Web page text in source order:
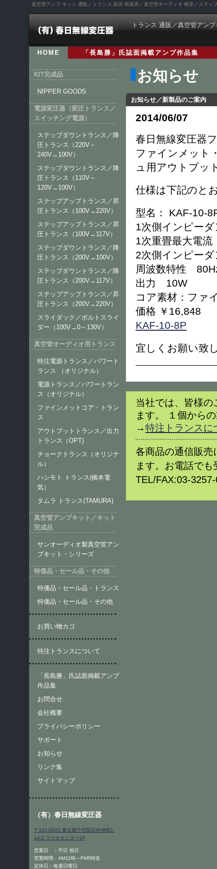
真空管アンプ キット 通販／トランス 販売 秋葉原／真空管オーディオ 格安／ステ
トランス 通販／真空管アン
HOME 「長島勝」氏誌面掲載アンプ作品集
お知らせ
お知らせ／新製品のご案内
2014/06/07
春日無線変圧器
ファインメット
ュ用アウトプッ
仕様は下記のと
型名： KAF-
1次側インピー
1次重畳最大電流
2次側インピー
周波数特性
出力 10W
コア素材：ファ
価格 ￥16,848
KAF-10-8P
宜しくお願い致
当社では、皆様
ます。 １個から
→特注トランスに
各商品の通信販売
ます。お電話で
TEL/FAX:03-
KIT完成品
NIPPER GOODS
電源変圧器（変圧トランス／
スイッチング電源）
ステップダウントランス／降
圧トランス（220V～
240V→100V）
ステップダウントランス／降
圧トランス（110V～
120V→100V）
ステップアップトランス／昇
圧トランス（100V→220V）
ステップアップトランス／昇
圧トランス（100V→117V）
ステップダウントランス／降
圧トランス（200V→100V）
ステップダウントランス／降
圧トランス（200V→117V）
ステップアップトランス／昇
圧トランス（200V→220V）
スライダック／ボルトスライ
ダー（100V→0～130V）
真空管オーディオ用トランス
特注電源トランス／パワート
ランス （オリジナル）
電源トランス／パワートラン
ス（オリジナル）
ファインメットコア・トラン
ス
アウトプットトランス／出力
トランス（OPT)
チョークトランス（オリジナ
ル）
ハシモト トランス(橋本電
気）
タムラ トランス(TAMURA)
真空管アンプキット／キット
完成品
サンオーディオ製真空管アン
プキット・シリーズ
特価品・セール品・その他
特価品・セール品・トランス
特価品・セール品・その他
お買い物カゴ
特注トランスについて
「長島勝」氏誌面掲載アンプ
作品集
お問合せ
会社概要
プライバシーポリシー
サポート
お知らせ
リンク集
サイトマップ
（有）春日無線変圧器
〒101-0021 東京都千代田区外神田1-
14-2 ラジオセンター1F
営業日 ：平日 祝日
営業時間：AM11時～PM5時迄
定休日：毎週日曜日